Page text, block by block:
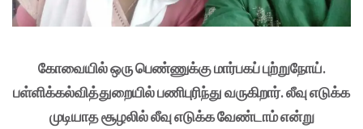
கோவையில் ஒரு பெண்ணுக்கு மார்பகப் புற்றுநோய்.
பள்ளிக்கல்வித்துறையில் பணிபுரிந்து வருகிறார். லீவு எடுக்க
முடியாத சூழலில் லீவு எடுக்க வேண்டாம் என்று